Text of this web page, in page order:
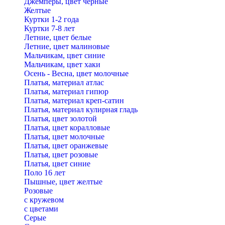
Желтые
Куртки 1-2 года
Куртки 7-8 лет
Летние, цвет белые
Летние, цвет малиновые
Мальчикам, цвет синие
Мальчикам, цвет хаки
Осень - Весна, цвет молочные
Платья, материал атлас
Платья, материал гипюр
Платья, материал креп-сатин
Платья, материал кулирная гладь
Платья, цвет золотой
Платья, цвет коралловые
Платья, цвет молочные
Платья, цвет оранжевые
Платья, цвет розовые
Платья, цвет синие
Поло 16 лет
Пышные, цвет желтые
Розовые
с кружевом
с цветами
Серые